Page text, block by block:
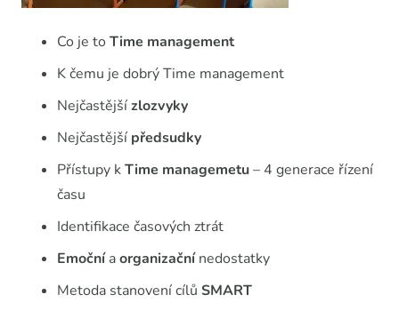
Co je toTime management
K čemu je dobrý Time management
Nejčastějšízlozvyky
Nejčastější předsudky
Přístupy kTime managemetu– 4 generace řízení
času
Identifikace časových ztrát
Emočníaorganizačnínedostatky
Metoda stanovení cílů SMART